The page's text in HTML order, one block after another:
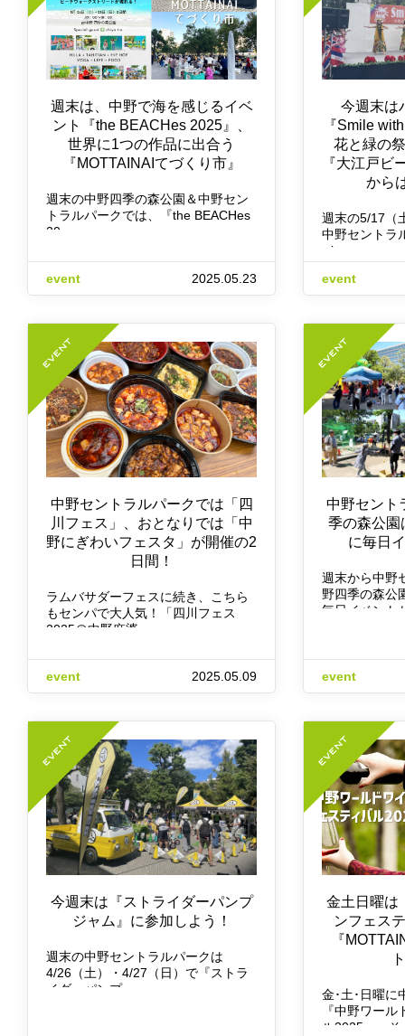
週末は、中野で海を感じるイベ
ント『the BEACHes 2025』、
世界に1つの作品に出合う
『MOTTAINAIてづくり市』
週末の中野四季の森公園＆中野セン
トラルパークでは、『the BEACHes
20…
event 2025.05.23
今週末は
『Smile
花と緑の
『大江戸ビ
から
週末の5/17（
中野セントラ
wi…
event
中野セントラルパークでは「四
川フェス」、おとなりでは「中
野にぎわいフェスタ」が開催の2
日間！
ラムバサダーフェスに続き、こちら
もセンパで大人気！「四川フェス
2025＠中野麻婆…
event 2025.05.09
中野セント
季の森公園
に毎日
週末から中野
野四季の森公
毎日イベント
event
今週末は『ストライダーパンプ
ジャム』に参加しよう！
週末の中野セントラルパークは
4/26（土）・4/27（日）で『ストラ
イダーパンプ…
金土日曜は
ンフェス
『
金･土･日曜に
『中野ワー
ル2025』、